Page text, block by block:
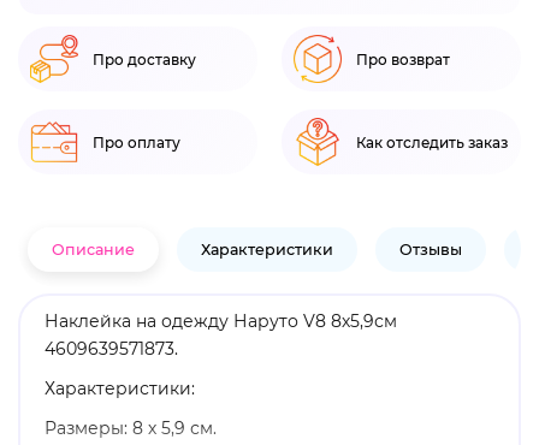
Про доставку Про возврат
Про оплату Как отследить заказ
Описание Характеристики Отзывы
Наклейка на одежду Наруто V8 8х5,9см
4609639571873.
Характеристики:
Размеры: 8 х 5,9 см.